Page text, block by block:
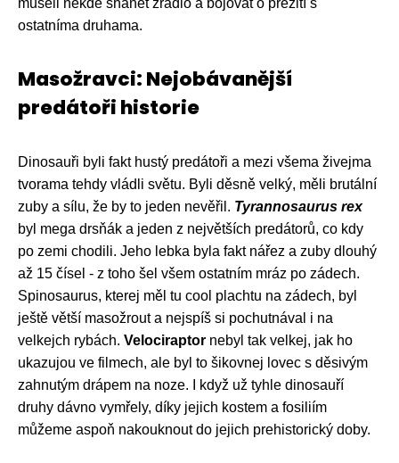
ostatníma druhama.
Masožravci: Nejobávanější
predátoři historie
Dinosauři byli fakt hustý predátoři a mezi všema živejma
tvorama tehdy vládli světu. Byli děsně velký, měli brutální
zuby a sílu, že by to jeden nevěřil. Tyrannosaurus rex
byl mega drsňák a jeden z největších predátorů, co kdy
po zemi chodili. Jeho lebka byla fakt nářez a zuby dlouhý
až 15 čísel - z toho šel všem ostatním mráz po zádech.
Spinosaurus, kterej měl tu cool plachtu na zádech, byl
ještě větší masožrout a nejspíš si pochutnával i na
velkejch rybách. Velociraptor nebyl tak velkej, jak ho
ukazujou ve filmech, ale byl to šikovnej lovec s děsivým
zahnutým drápem na noze. I když už tyhle dinosauří
druhy dávno vymřely, díky jejich kostem a fosiliím
můžeme aspoň nakouknout do jejich prehistorický doby.